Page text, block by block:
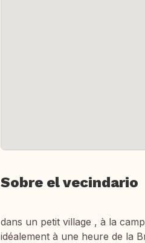
Sobre el vecindario
dans un petit village , à la
idéalement à une heure de la